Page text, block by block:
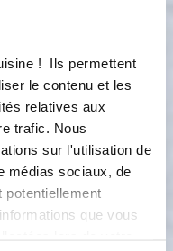
! Ils permettent
le contenu et les
relatives aux
trafic. Nous
sur l'utilisation de
médias sociaux, de
potentiellement
que vous
les deux
d'une Maryse
Liste de courses